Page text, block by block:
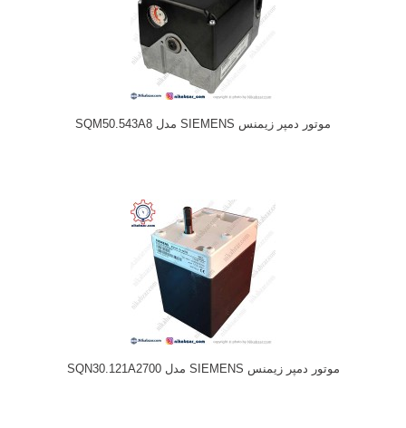
موتور دمپر زیمنس SIEMENS مدل SQM50.543A8
موتور دمپر زیمنس SIEMENS مدل SQN30.121A2700